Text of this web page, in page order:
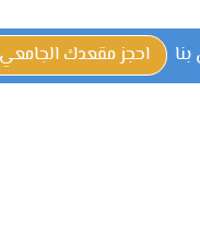
احجز مقعدك الجامعي